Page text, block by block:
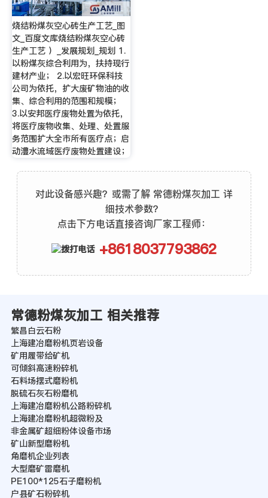
烧结粉煤灰空心砖生产工艺_图
文_百度文库烧结粉煤灰空心砖
生产工艺 ）_发展规划_规划 1.
以粉煤灰综合利用为，扶持现行
建材产业； 2.以宏旺环保科技
公司为依托，扩大废矿物油的收
集、综合利用的范围和规模；
3.以安邦医疗废物处置为依托，
将医疗废物收集、处理、处置服
务范围扩大全市所有医疗点；启
动澧水流域医疗废物处置建设；
对此设备感兴趣？或需了解 常德粉煤灰加工 详
细技术参数？
点击下方电话直接咨询厂家工程师：
+8618037793862
常德粉煤灰加工 相关推荐
繁昌白云石粉
上海建冶磨粉机页岩设备
矿用履带给矿机
可倾斜高速粉碎机
石料场摆式磨粉机
脱硫石灰石粉磨机
上海建冶磨粉机公路粉碎机
上海建冶磨粉机超微粉及
非金属矿超细粉体设备市场
矿山新型磨粉机
角磨机企业列表
大型磨矿雷磨机
PE100*125石子磨粉机
户县矿石粉碎机